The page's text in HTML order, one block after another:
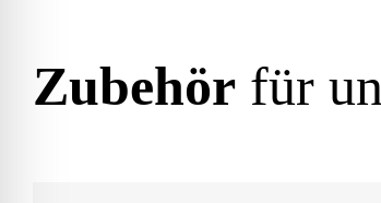
Zubehör für